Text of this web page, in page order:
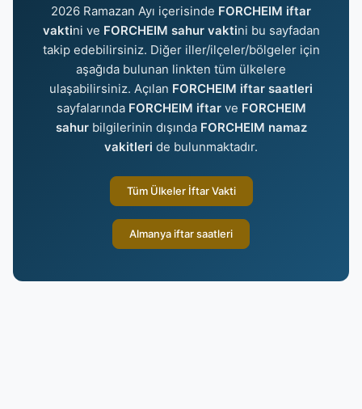
2026 Ramazan Ayı içerisinde FORCHEIM iftar
vaktini ve FORCHEIM sahur vaktini bu sayfadan
takip edebilirsiniz. Diğer iller/ilçeler/bölgeler için
aşağıda bulunan linkten tüm ülkelere
ulaşabilirsiniz. Açılan FORCHEIM iftar saatleri
sayfalarında FORCHEIM iftarve FORCHEIM
sahurbilgilerinin dışında FORCHEIM namaz
vakitleri de bulunmaktadır.
Tüm Ülkeler İftar Vakti
Almanya iftar saatleri